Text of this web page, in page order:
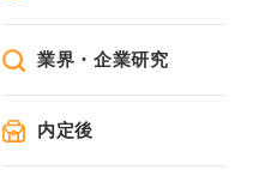
業界・企業研究
内定後